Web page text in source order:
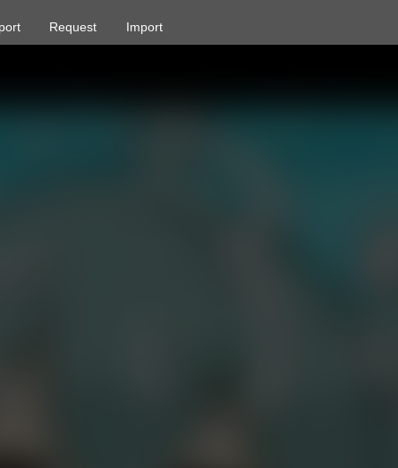
Request Import